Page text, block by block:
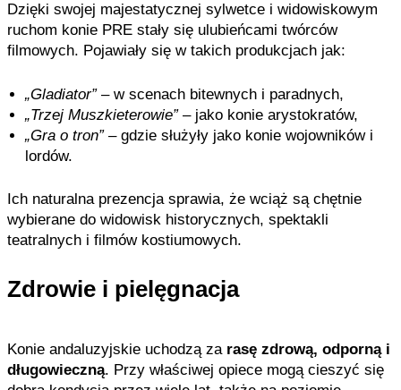
Dzięki swojej majestatycznej sylwetce i widowiskowym
ruchom konie PRE stały się ulubieńcami twórców
filmowych. Pojawiały się w takich produkcjach jak:
„Gladiator”– w scenach bitewnych i paradnych,
„Trzej Muszkieterowie”– jako konie arystokratów,
„Gra o tron”– gdzie służyły jako konie wojowników i
lordów.
Ich naturalna prezencja sprawia, że wciąż są chętnie
wybierane do widowisk historycznych, spektakli
teatralnych i filmów kostiumowych.
Zdrowie i pielęgnacja
Konie andaluzyjskie uchodzą za rasę zdrową, odporną i
długowieczną. Przy właściwej opiece mogą cieszyć się